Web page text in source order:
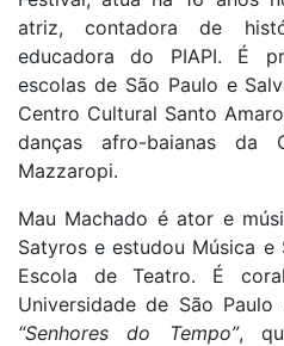
atriz, contadora de
educadora do PIAPI. É
escolas de São Paulo e
Centro Cultural Santo
danças afro-baianas da
Mazzaropi.
Mau Machado é ator e
Satyros e estudou Música e
Escola de Teatro. É
Universidade de São
“Senhores do Tempo”,